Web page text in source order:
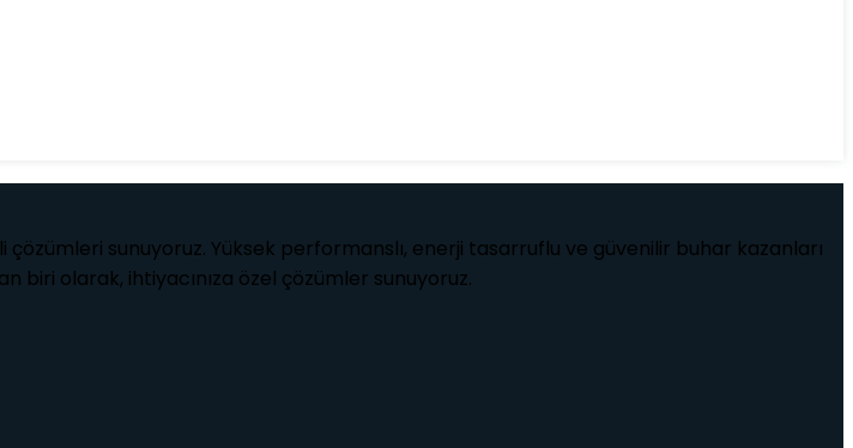
sunuyoruz. Yüksek performanslı, enerji tasarruflu ve güvenilir buhar kazanları
biri olarak, ihtiyacınıza özel çözümler sunuyoruz.